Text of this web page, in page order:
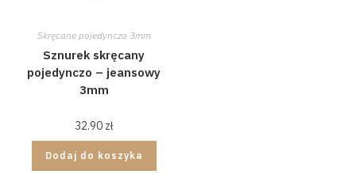
Skręcane pojedynczo 3mm
Sznurek skręcany
pojedynczo – jeansowy
3mm
32.90 zł
Dodaj do koszyka